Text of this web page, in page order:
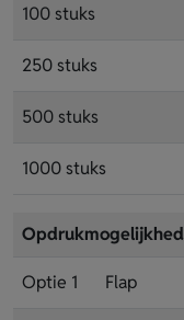
100 stuks
250 stuks
500 stuks
1000 stuks
Optie 1 Flap